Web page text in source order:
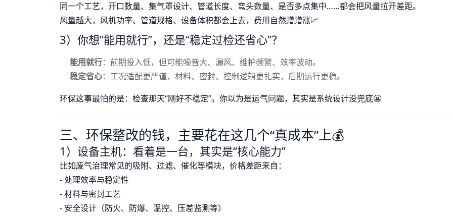
同一个工艺，开口数量、集气罩设计、管道长度、弯头数量、是否多点集中……都会把风量拉开差距。
风量越大，风机功率、管道规格、设备体积都会上去，费用自然蹭蹭涨📈
3）你想“能用就行”，还是“稳定过检还省心”？
能用就行：前期投入低，但可能噪音大、漏风、维护频繁、效率波动。
稳定省心：工况适配更严谨，材料、密封、控制逻辑更扎实，后期运行更稳。
环保这事最怕的是：检查那天“刚好不稳定”。你以为是运气问题，其实是系统设计没兜底😬
三、环保整改的钱，主要花在这几个“真成本”上💰
1）设备主机：看着是一台，其实是“核心能力”
比如废气治理常见的吸附、过滤、催化等模块，价格差距来自：
- 处理效率与稳定性
- 材料与密封工艺
- 安全设计（防火、防爆、温控、压差监测等）